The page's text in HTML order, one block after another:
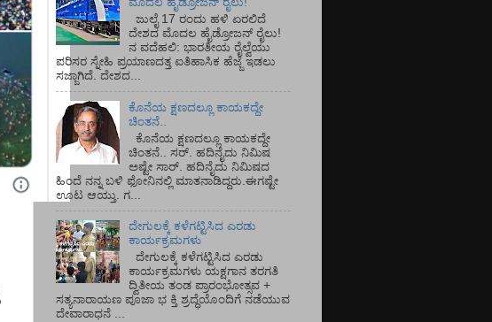
ಜುಲೈ 17 ರಂದು ಹಳಿ ಏರಲಿದೆ
ದೇಶದ ಮೊದಲ ಹೈಡ್ರೋಜನ್ ರೈಲು!
ನ ವದೆಹಲಿ: ಭಾರತೀಯ ರೈಲ್ವೆಯು
ಪರಿಸರ ಸ್ನೇಹಿ ಪ್ರಯಾಣದತ್ತ ಐತಿಹಾಸಿಕ ಹೆಜ್ಜೆ ಇಡಲು
ಸಜ್ಜಾಗಿದೆ. ದೇಶದ...
ಕೊನೆಯ ಕ್ಷಣದಲ್ಲೂ ಕಾಯಕದ್ದೇ
ಚಿಂತನೆ..
ಕೊನೆಯ ಕ್ಷಣದಲ್ಲೂ ಕಾಯಕದ್ದೇ
ಚಿಂತನೆ.. ಸರ್.‌ ಹದಿನೈದು ನಿಮಿಷ
ಅಷ್ಟೇ ಸಾರ್.‌ ಹದಿನೈದು ನಿಮಿಷದ
ಹಿಂದೆ ನನ್ನ ಬಳಿ ಫೋನಿನಲ್ಲಿ ಮಾತನಾಡಿದ್ದರು.ಈಗಷ್ಟೇ
ಊಟ ಆಯ್ತು. ಗ...
ದೇಗುಲಕ್ಕೆ ಕಳೆಗಟ್ಟಿಸಿದ ಎರಡು
ಕಾರ್ಯಕ್ರಮಗಳು
ದೇಗುಲಕ್ಕೆ ಕಳೆಗಟ್ಟಿಸಿದ ಎರಡು
ಕಾರ್ಯಕ್ರಮಗಳು ಯಕ್ಷಗಾನ ತರಗತಿ
ದ್ವಿತೀಯ ತಂಡ ಪ್ರಾರಂಭೋತ್ಸವ +
ಸತ್ಯನಾರಾಯಣ ಪೂಜಾ ಭ ಕ್ತಿ ಶ್ರದ್ಧೆಯೊಂದಿಗೆ ನಡೆಯುವ
ದೇವಾರಾಧನೆ ...